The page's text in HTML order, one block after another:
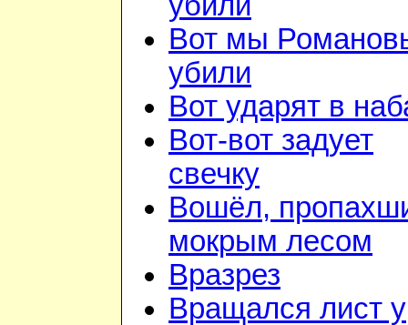
Вот мы
убили
Вот ударят в
Вот-вот задует
свечку
Вошёл,
мокрым лесом
Вразрез
Вращался лист у